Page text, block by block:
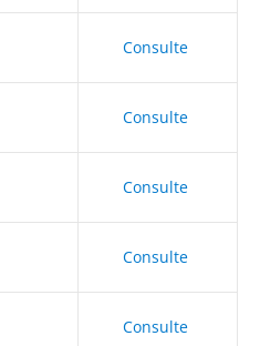
Consulte
Consulte
Consulte
Consulte
Consulte